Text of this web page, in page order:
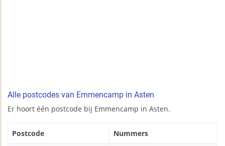
Alle postcodes van Emmencamp in Asten
Er hoort één postcode bij Emmencamp in Asten.
Postcode Nummers